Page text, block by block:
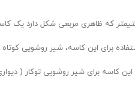
که ظاهری مربعی شکل دارد یک
این کاسه برای شیر روشویی توکار (